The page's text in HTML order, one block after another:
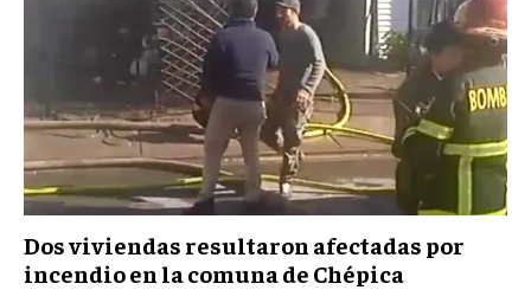
Dos viviendas resultaron afectadas por
incendio en la comuna de Chépica